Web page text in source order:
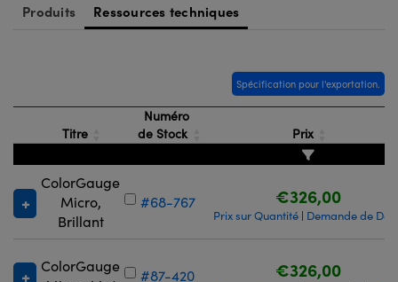
Produits Ressources techniques
Spécification pour l'exportation.
Titre
Numéro
de Stock
Prix
ColorGauge
Micro,
Brillant
#68-767 €326,00
Prix sur Quantité| Demande de
ColorGauge
#87-420 €326,00